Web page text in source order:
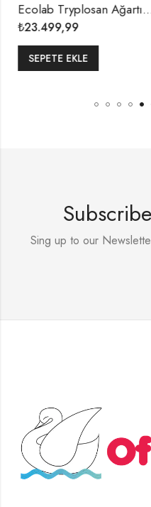
Ecolab Tryplosan Ağartıcı ve Leke Çıkarıcı Toz 17 Kg
23.499,99
SEPETE EKLE
Sing up to our